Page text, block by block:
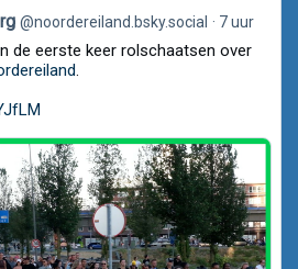
@noordereiland.bsky.social 7 uur
de eerste keer rolschaatsen over
.